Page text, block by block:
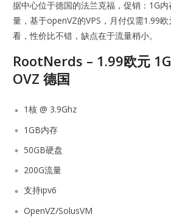
据中心位于德国的法兰克福，促销：1G
量，基于openVZ的VPS，月付仅需1.99
看，性价比不错，缺点在于流量稍小。
RootNerds – 1.99欧元
OVZ 德国
1核 @ 3.9Ghz
1GB内存
50GB硬盘
200G流量
支持ipv6
OpenVZ/SolusVM